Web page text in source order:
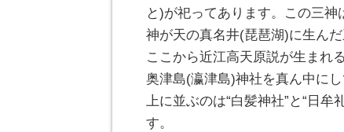
と)が祀ってあります。この三神
神が天の真名井(琵琶湖)に生んだ
ここから近江高天原説が生まれ
奥津島(瀛津島)神社を真ん中に
上に並ぶのは“白髪神社”と“日牟
す。